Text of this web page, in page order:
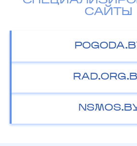
САЙТЫ